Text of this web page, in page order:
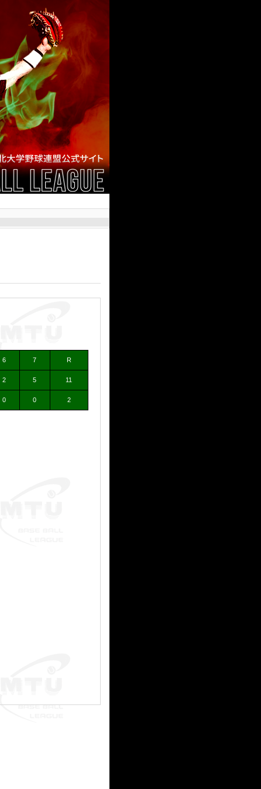
6 7 R
2 5 11
0 0 2